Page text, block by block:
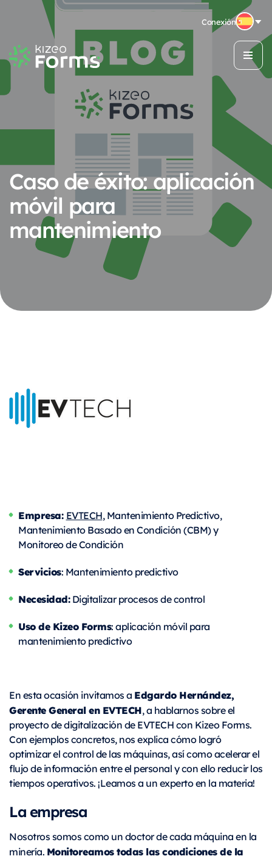
Conexión
Caso de éxito: aplicación
móvil para
mantenimiento
Empresa: EVTECH, Mantenimiento Predictivo,
Mantenimiento Basado en Condición (CBM) y
Monitoreo de Condición
Servicios: Mantenimiento predictivo
Necesidad:Digitalizar procesos de control
Uso de Kizeo Forms: aplicación móvil para
mantenimiento predictivo
En esta ocasión invitamos a Edgardo Hernández,
Gerente General en EVTECH, a hablarnos sobre el
proyecto de digitalización de EVTECH con Kizeo Forms.
Con ejemplos concretos, nos explica cómo logró
optimizar el control de las máquinas, así como acelerar el
flujo de información entre el personal y con ello reducir los
tiempos operativos. ¡Leamos a un experto en la materia!
Laempresa
Nosotros somos como un doctor de cada máquina en la
minería. Monitoreamos todas las condiciones de la